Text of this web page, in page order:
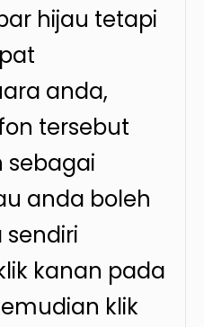
hijau tetapi
anda,
tersebut
sebagai
anda boleh
kanan pada
klik